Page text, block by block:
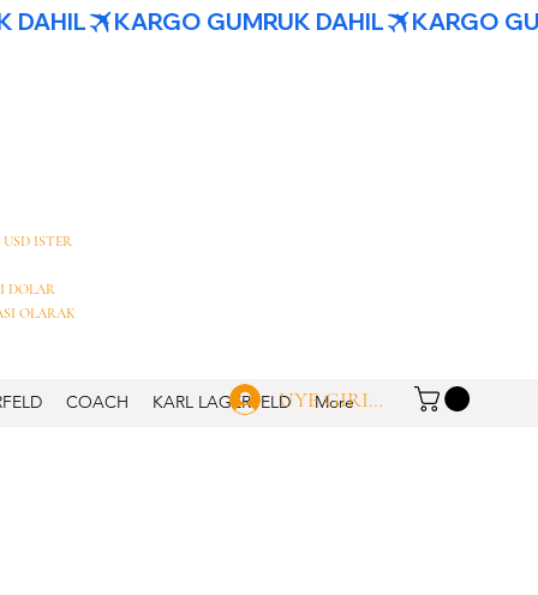
ISTER
DOLAR
OLARAK
COACH KARL LAGERFELD More
UYE GIRISI